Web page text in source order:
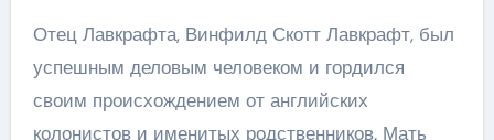
Отец Лавкрафта, Винфилд Скотт Лавкрафт, был
успешным деловым человеком и гордился
своим происхождением от английских
колонистов и именитых родственников. Мать